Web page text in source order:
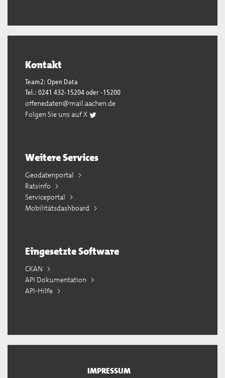
Kontakt
Team2: Open Data
Tel.: 0241 432-15204 oder -15200
offenedaten@mail.aachen.de
Folgen Sie uns auf X
Weitere Services
Geodatenportal
Ratsinfo
Serviceportal
Mobilitätsdashboard
Eingesetzte Software
CKAN
API Dokumentation
API-Hilfe
IMPRESSUM